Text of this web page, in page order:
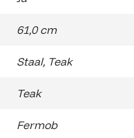
61,0 cm
Staal, Teak
Teak
Fermob